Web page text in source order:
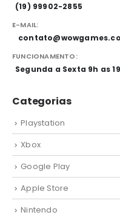
(19) 99902-2855
E-MAIL:
FUNCIONAMENTO:
Segunda a Sexta 9h as
Categorias
Playstation
Xbox
Google Play
Apple Store
Nintendo